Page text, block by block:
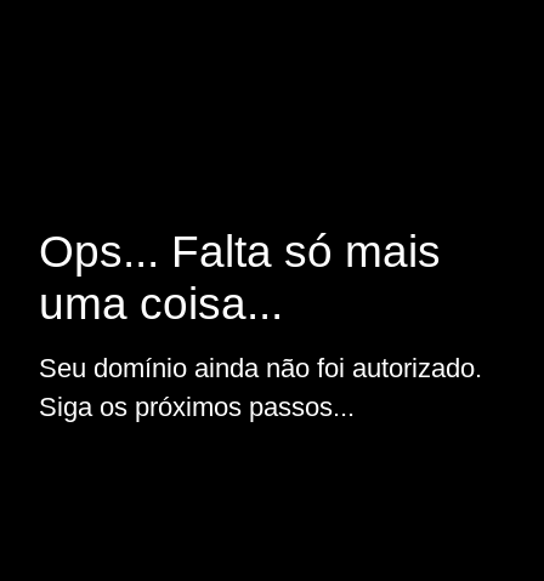
Ops... Falta só mais
uma coisa...
Seu domínio ainda não foi autorizado.
Siga os próximos passos...